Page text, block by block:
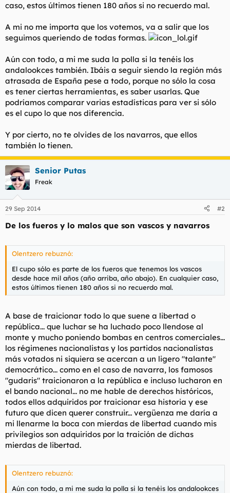
caso, estos últimos tienen 180 años si no recuerdo mal.
A mi no me importa que los votemos, va a salir que los
seguimos queriendo de todas formas.
Aún con todo, a mi me suda la polla si la tenéis los
andalookces también. Ibáis a seguir siendo la región más
atrasada de España pese a todo, porque no sólo la cosa
es tener ciertas herramientas, es saber usarlas. Que
podríamos comparar varias estadísticas para ver si sólo
es el cupo lo que nos diferencia.
Y por cierto, no te olvides de los navarros, que ellos
también lo tienen.
Senior Putas
Freak
29 Sep 2014 #2
De los fueros y lo malos que son vascos y navarros
Olentzero rebuznó:
El cupo sólo es parte de los fueros que tenemos los vascos
desde hace mil años (año arriba, año abajo). En cualquier caso,
estos últimos tienen 180 años si no recuerdo mal.
A base de traicionar todo lo que suene a libertad o
república... que luchar se ha luchado poco llendose al
monte y mucho poniendo bombas en centros comerciales...
los régimenes nacionalistas y los partidos nacionalistas
más votados ni siquiera se acercan a un ligero "talante"
democrático... como en el caso de navarra, los famosos
"gudaris" traicionaron a la república e incluso lucharon en
el bando nacional... no me hable de derechos históricos,
todos ellos adquiridos por traicionar esa historia y ese
futuro que dicen querer construir... vergüenza me daría a
mi llenarme la boca con mierdas de libertad cuando mis
privilegios son adquiridos por la traición de dichas
mierdas de libertad.
Olentzero rebuznó:
Aún con todo, a mi me suda la polla si la tenéis los andalookces